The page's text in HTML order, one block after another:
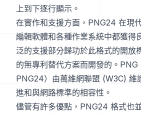
上到下逐行顯示。
在實作和支援方面，PNG24 在現
編輯軟體和各種作業系統中都獲得
泛的支援部分歸功於此格式的開放
的無專利替代方案而開發的。PNG
PNG24）由萬維網聯盟 (W3C) 維
進和與網路標準的相容性。
儘管有許多優點，PNG24 格式也